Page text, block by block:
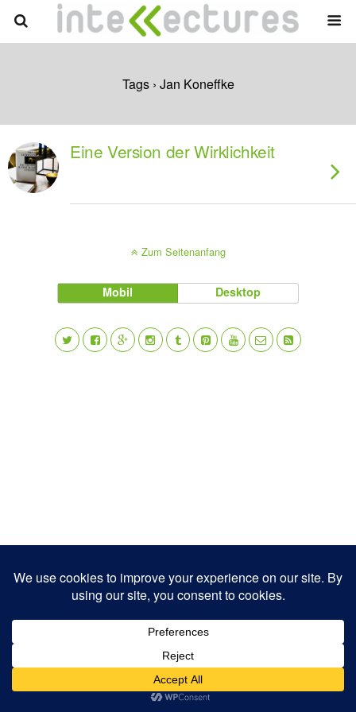
Tags › Jan Koneffke
Eine Version der Wirklichkeit
Zum Seitenanfang
Mobil Desktop